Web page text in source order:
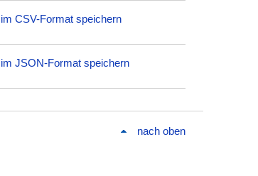
CSV-Format speichern
JSON-Format speichern
nach oben